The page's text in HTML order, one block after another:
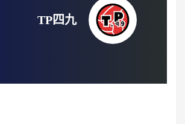
TP四九